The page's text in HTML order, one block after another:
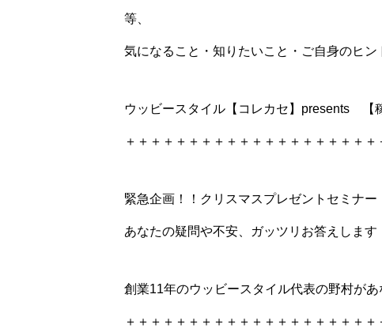
等、
気になること・知りたいこと・ご自身のヒ
ウッビースタイル【コレカセ】presents 【
＋＋＋＋＋＋＋＋＋＋＋＋＋＋＋＋＋＋＋＋
緊急企画！！クリスマスプレゼントセミナー
あなたの疑問や不安、ガッツリお答えします
創業11年のウッビースタイル代表の野村が
＋＋＋＋＋＋＋＋＋＋＋＋＋＋＋＋＋＋＋